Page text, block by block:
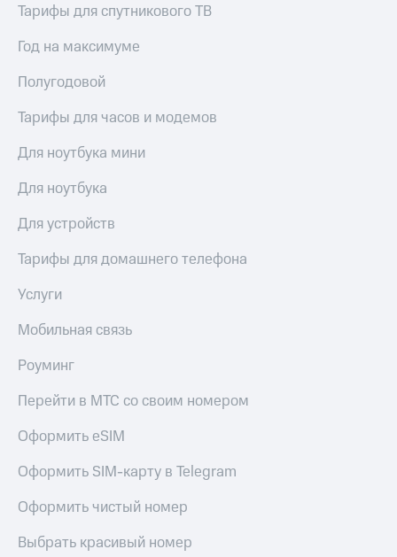
Тарифы для спутникового ТВ
Год на максимуме
Полугодовой
Тарифы для часов и модемов
Для ноутбука мини
Для ноутбука
Для устройств
Тарифы для домашнего телефона
Услуги
Мобильная связь
Роуминг
Перейти в МТС со своим номером
Оформить eSIM
Оформить SIM-карту в Telegram
Оформить чистый номер
Выбрать красивый номер